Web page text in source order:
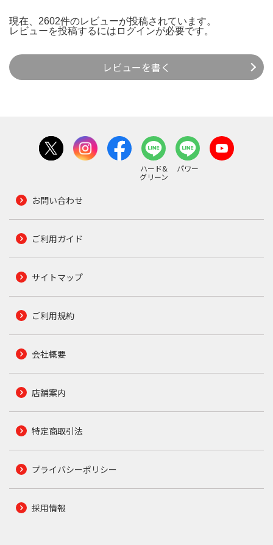
現在、2602件のレビューが投稿されています。
レビューを投稿するには ログインが必要です。
レビューを書く
ハード&
グリーン
パワー
お問い合わせ
ご利用ガイド
サイトマップ
ご利用規約
会社概要
店舗案内
特定商取引法
プライバシーポリシー
採用情報